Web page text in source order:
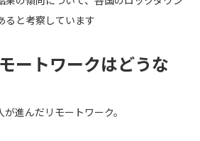
ると考察しています
ートワークはどうな
進んだリモートワーク。